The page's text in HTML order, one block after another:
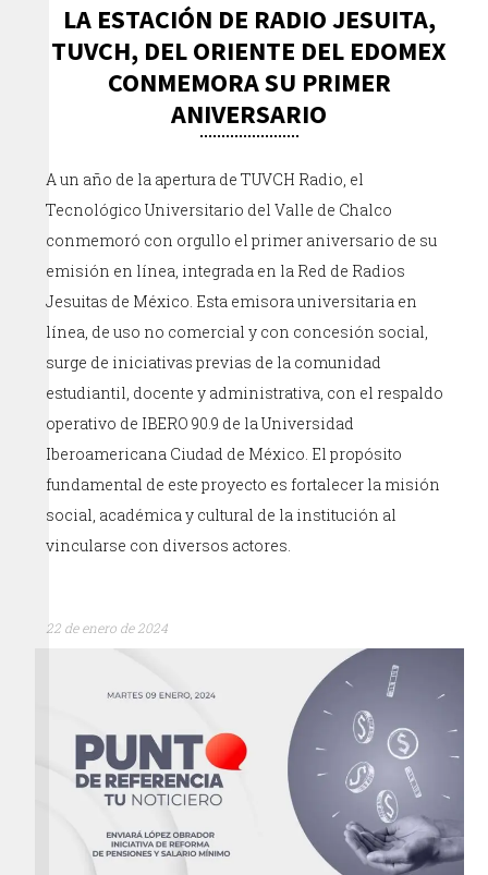
LA ESTACIÓN DE RADIO JESUITA,
TUVCH, DEL ORIENTE DEL EDOMEX
CONMEMORA SU PRIMER
ANIVERSARIO
A un año de la apertura de TUVCH Radio, el
Tecnológico Universitario del Valle de Chalco
conmemoró con orgullo el primer aniversario de su
emisión en línea, integrada en la Red de Radios
Jesuitas de México. Esta emisora universitaria en
línea, de uso no comercial y con concesión social,
surge de iniciativas previas de la comunidad
estudiantil, docente y administrativa, con el respaldo
operativo de IBERO 90.9 de la Universidad
Iberoamericana Ciudad de México. El propósito
fundamental de este proyecto es fortalecer la misión
social, académica y cultural de la institución al
vincularse con diversos actores.
22 de enero de 2024